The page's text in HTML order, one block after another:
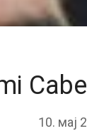
10. мај